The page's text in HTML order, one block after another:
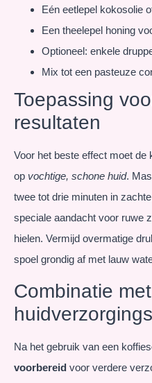
Eén eetlepel kokosolie
Een theelepel honing
Optioneel: enkele
Mix tot een pasteuze
Toepassing
resultaten
Voor het beste effect moet
op vochtige, schone huid.
twee tot drie minuten in
speciale aandacht voor ruwe
hielen. Vermijd overmatige
spoel grondig af met lauw
Combinatie
Na het gebruik van een
voorbereid voor verdere